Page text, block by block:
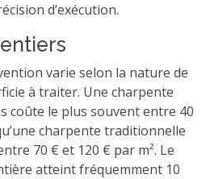
d’exécution.
varie selon la nature de
à traiter. Une charpente
coûte le plus souvent entre 40
charpente traditionnelle
70 € et 120 € par m². Le
atteint fréquemment 10